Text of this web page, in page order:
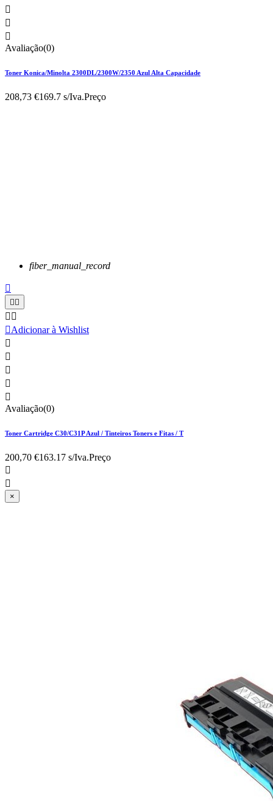



Avaliação(0)
Toner Konica/Minolta 2300DL/2300W/2350 Azul Alta Capacidade
208,73 €169.7 s/Iva.Preço
fiber_manual_record

 
 
Adicionar à Wishlist





Avaliação(0)
Toner Cartridge C30/C31P Azul / Tinteiros Toners e Fitas / T
200,70 €163.17 s/Iva.Preço


×